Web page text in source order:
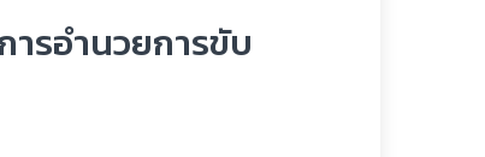
รอำนวยการขับ